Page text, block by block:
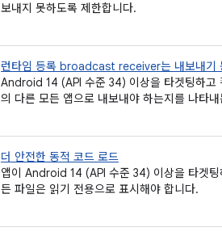
보내지 못하도록 제한합니다.
런타임 등록 broadcast receiver는 내보내기
Android 14 (API 수준 34) 이상을 타겟팅하고
의 다른 모든 앱으로 내보내야 하는지를 나타
더 안전한 동적 코드 로드
앱이 Android 14 (API 수준 34) 이상을 타겟
든 파일은 읽기 전용으로 표시해야 합니다.